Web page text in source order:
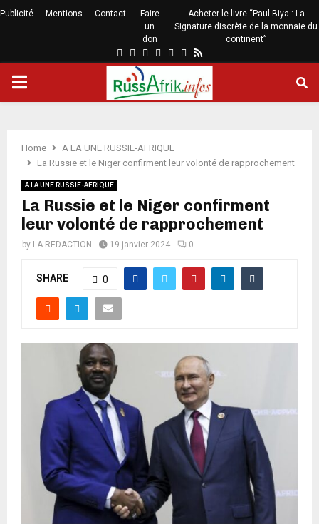
Publicité Mentions Contact
Faire
un
don
Acheter le livre “Paul Biya : La
Signature discrète de la monnaie du
continent”
Home
A LA UNE RUSSIE-AFRIQUE
La Russie et le Niger confirment leur volonté de rapprochement
A LA UNE RUSSIE-AFRIQUE
La Russie et le Niger confirment
leur volonté de rapprochement
by LA REDACTION 19 janvier 2024 0
SHARE 0